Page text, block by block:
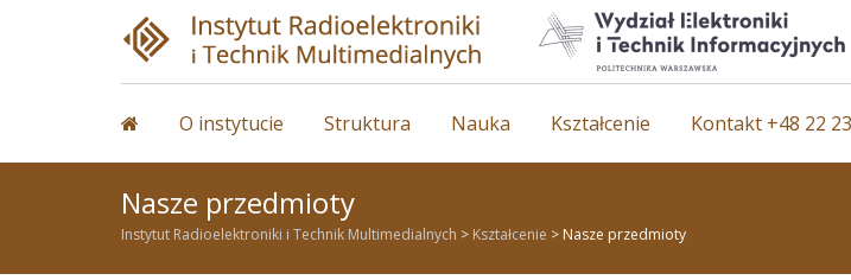
O instytucie Struktura Nauka Kształcenie Kontakt +48 22
Nasze przedmioty
Instytut Radioelektroniki i Technik Multimedialnych > Kształcenie > Nasze przedmioty